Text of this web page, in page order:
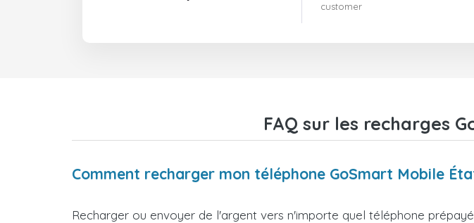
vivement !!!
customer
FAQ sur les recharges
Comment recharger mon téléphone GoSmart Mobile
Recharger ou envoyer de l'argent vers n'importe quel téléphone